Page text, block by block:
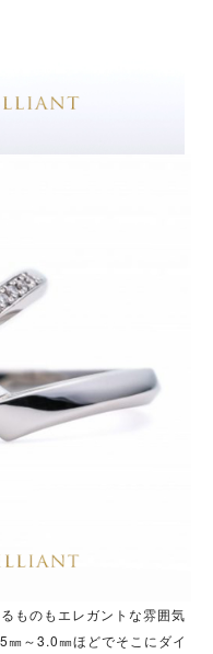
ものもエレガントな雰囲気
㎜～3.0㎜ほどでそこにダイ